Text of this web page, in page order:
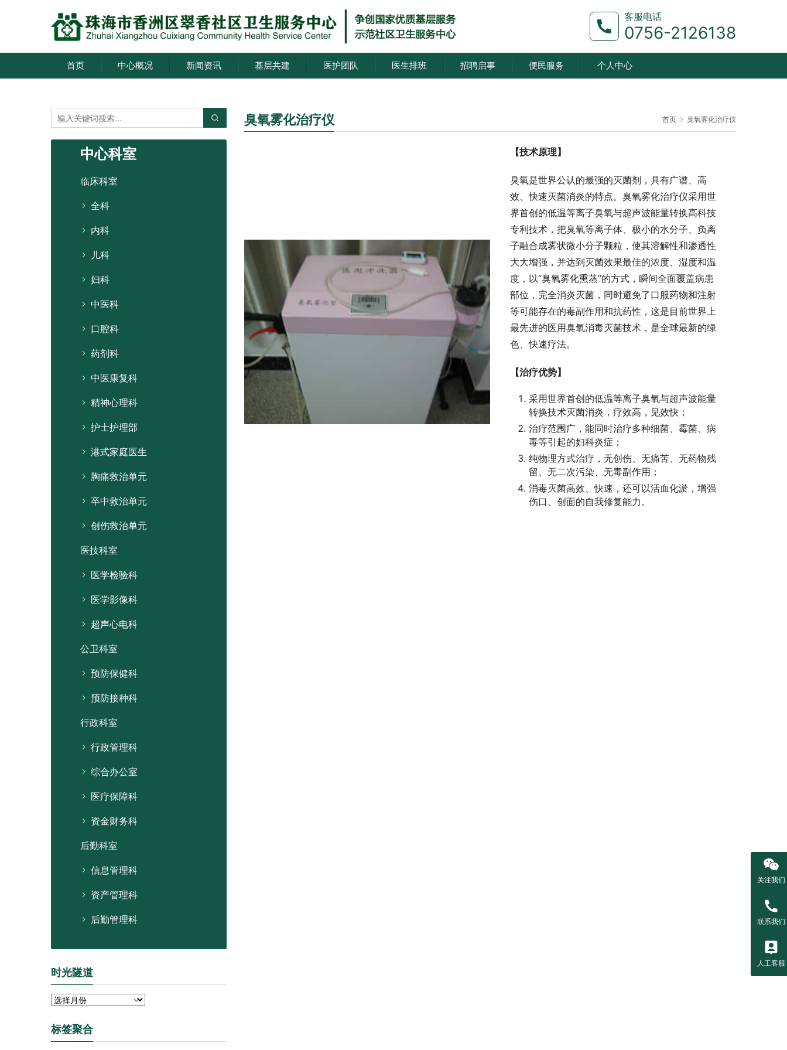
客服电话
0756-2126138
首页 中心概况 新闻资讯 基层共建 医护团队 医生排班 招聘启事 便民服务 个人中心
首页 臭氧雾化治疗仪
臭氧雾化治疗仪
【技术原理】
臭氧是世界公认的最强的灭菌剂，具有广谱、高
效、快速灭菌消炎的特点。臭氧雾化治疗仪采用世
界首创的低温等离子臭氧与超声波能量转换高科技
专利技术，把臭氧等离子体、极小的水分子、负离
子融合成雾状微小分子颗粒，使其溶解性和渗透性
大大增强，并达到灭菌效果最佳的浓度、湿度和温
度，以“臭氧雾化熏蒸”的方式，瞬间全面覆盖病患
部位，完全消炎灭菌，同时避免了口服药物和注射
等可能存在的毒副作用和抗药性，这是目前世界上
最先进的医用臭氧消毒灭菌技术，是全球最新的绿
色、快速疗法。
【治疗优势】
采用世界首创的低温等离子臭氧与超声波能量
转换技术灭菌消炎，疗效高，见效快；
治疗范围广，能同时治疗多种细菌、霉菌、病
毒等引起的妇科炎症；
纯物理方式治疗，无创伤、无痛苦、无药物残
留、无二次污染、无毒副作用；
消毒灭菌高效、快速，还可以活血化淤，增强
伤口、创面的自我修复能力。
中心科室
临床科室
全科
内科
儿科
妇科
中医科
口腔科
药剂科
中医康复科
精神心理科
护士护理部
港式家庭医生
胸痛救治单元
卒中救治单元
创伤救治单元
医技科室
医学检验科
医学影像科
超声心电科
公卫科室
预防保健科
预防接种科
行政科室
行政管理科
综合办公室
医疗保障科
资金财务科
后勤科室
信息管理科
资产管理科
后勤管理科
时光隧道
时
隧
道
标签聚合
关注我们
联系我们
人工客服